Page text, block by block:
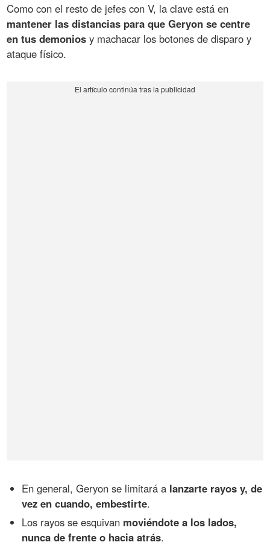
Como con el resto de jefes con V, la clave está en
mantener las distancias para que Geryon se centre
en tus demonios y machacar los botones de disparo y
ataque físico.
En general, Geryon se limitará a lanzarte rayos y, de
vez en cuando, embestirte.
Los rayos se esquivan moviéndote a los lados,
nunca de frente o hacia atrás.